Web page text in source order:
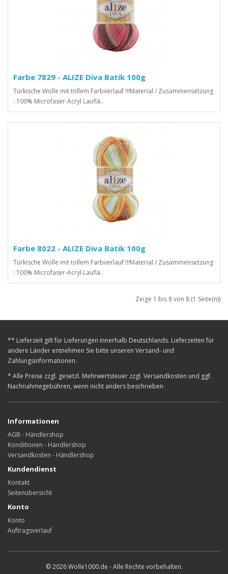
Farbe 7829 - ALIZE Diva Batik 100g
Türkische Wolle mit tollem Farbverlauf !!!Material / Zusammensetzung
: 100% Microfaser-Acryl Lauflä..
Farbe 8022 - ALIZE Diva Batik 100g
Türkische Wolle mit tollem Farbverlauf !!!Material / Zusammensetzung
: 100% Microfaser-Acryl Lauflä..
Zeige 1 bis 8 von 8 (1 Seite(n))
** Lieferzeit gilt für Lieferungen innerhalb Deutschlands. Lieferzeiten für
andere Länder entnehmen Sie bitte unseren Versand- und
Zahlungsinformationen.
* Alle Preise zzgl. gesetzl. Mehrwertsteuer zzgl. Versandkosten und ggf.
Nachnahmegebühren, wenn nicht anders beschrieben
Informationen
AGB - Händlershop
Konditionen - Händlershop
Versandkosten - Händlershop
Kundendienst
Kontakt
Seitenübersicht
Konto
Konto
Auftragsverlauf
© 2026 Wolle1000.de - Alle Rechte vorbehalten.